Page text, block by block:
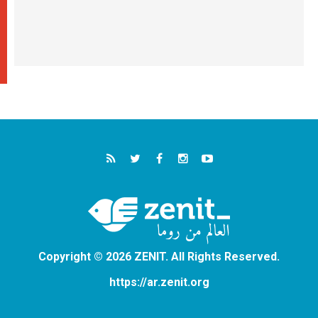
Copyright © 2026 ZENIT. All Rights Reserved.
https://ar.zenit.org